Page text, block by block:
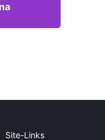
Site-Links